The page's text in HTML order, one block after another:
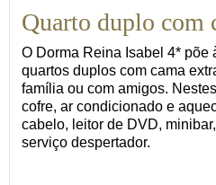
Quarto duplo com
O Dorma Reina Isabel 4* põe
quartos duplos com cama
família ou com amigos.
cofre, ar condicionado e
cabelo, leitor de DVD,
serviço despertador.